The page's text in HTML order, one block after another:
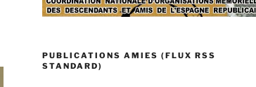
PUBLICATIONS AMIES (FLUX RSS
STANDARD)